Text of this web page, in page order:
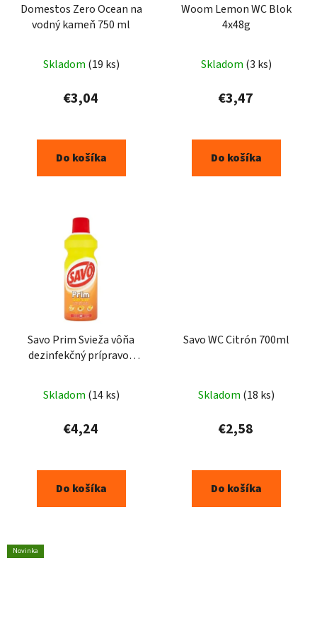
Domestos Zero Ocean na
vodný kameň 750 ml
Skladom (19 ks)
€3,04
Do košíka
Woom Lemon WC Blok
4x48g
Skladom (3 ks)
€3,47
Do košíka
Savo Prim Svieža vôňa
dezinfekčný prípravok
Skladom (14 ks)
€4,24
Do košíka
Savo WC Citrón 700ml
Skladom (18 ks)
€2,58
Do košíka
Novinka